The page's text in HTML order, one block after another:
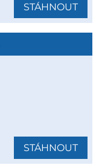
STÁHNOUT
STÁHNOUT